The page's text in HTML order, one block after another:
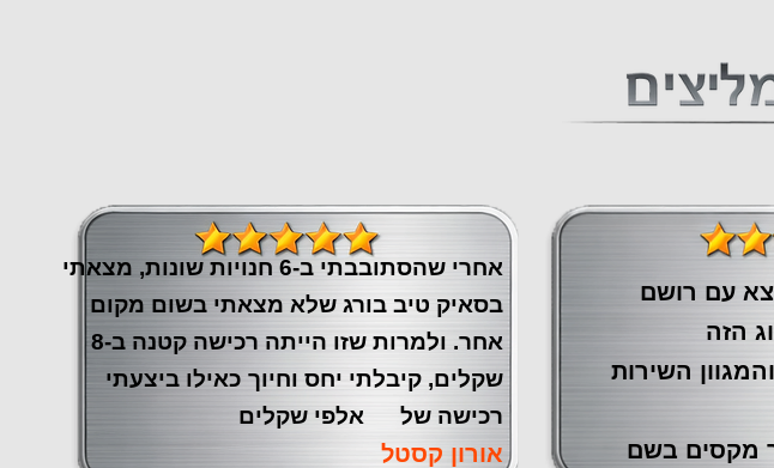
עם רושם
הזה
השירות
מקסים בשם
אחרי שהסתובבתי ב-6 חנויות שונות, מצאתי
בסאיק טיב בורג שלא מצאתי בשום מקום
אחר. ולמרות שזו הייתה רכישה קטנה ב-8
שקלים, קיבלתי יחס וחיוך כאילו ביצעתי
רכישה של אלפי שקלים
אורון קסטל